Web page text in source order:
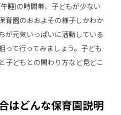
睡)の時間帯、子どもが少ない
育園のおおよその様子しかわか
が元気いっぱいに活動している
って行ってみましょう。子ども
子どもとの関わり方など見どこ
はどんな保育園説明